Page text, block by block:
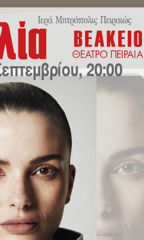
ΔΕΛΤΊΑ ΤΎΠΟΥ ΕΚΔΗΛΏΣΕΙΣ
και πάσης
της Ι.Μ.Πειραιώς.
κ.Ιερώνο έψαλε τα κάλαντα η χορωδία